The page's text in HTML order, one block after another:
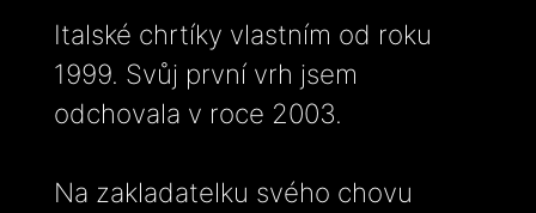
Italské chrtíky vlastním od roku
1999. Svůj první vrh jsem
odchovala v roce 2003.
Na zakladatelku svého chovu